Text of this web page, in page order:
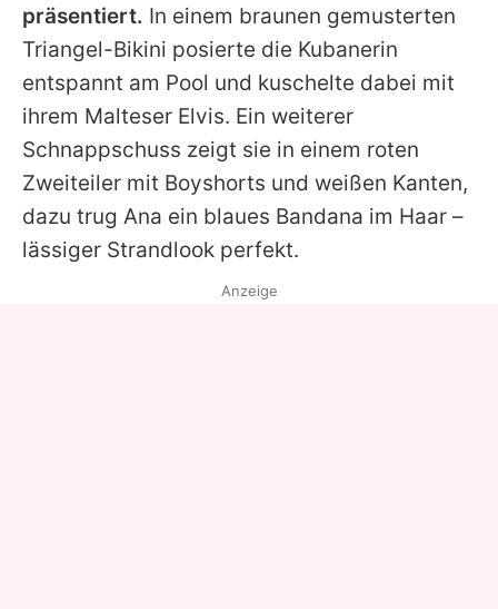
Team
Redaktionelle Richtlinien
Impressum
Datenschutzerklärung
Nutzungsbedingungen
Utiq verwalten
präsentiert. In einem braunen gemusterten
Triangel-Bikini posierte die Kubanerin
entspannt am Pool und kuschelte dabei mit
ihrem Malteser Elvis. Ein weiterer
Schnappschuss zeigt sie in einem roten
Zweiteiler mit Boyshorts und weißen Kanten,
dazu trug Ana ein blaues Bandana im Haar –
lässiger Strandlook perfekt.
Anzeige